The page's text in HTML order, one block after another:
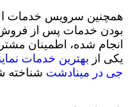
همچنین سرویس خدمات
بودن خدمات پس از فروش
انجام شده، اطمینان
یکی از بهترین خدمات
جی در مینادشت